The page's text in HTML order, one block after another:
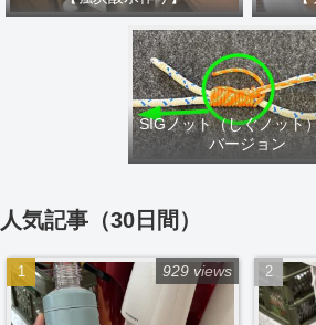
SIGノット（しぐノット
バージョン
人気記事（30日間）
929 views